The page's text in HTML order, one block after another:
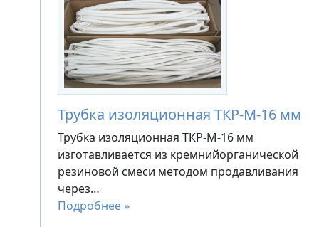
Трубка изоляционная ТКР-М-16 мм
Трубка изоляционная ТКР-М-16 мм
изготавливается из кремнийорганической
резиновой смеси методом продавливания
через…
Подробнее »